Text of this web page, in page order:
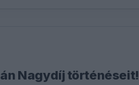
Nagydíj történéseit!